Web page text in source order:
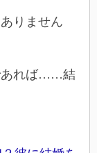
りません
あれば……結